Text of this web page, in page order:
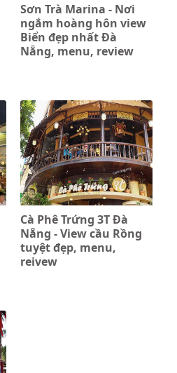
Sơn Trà Marina - Nơi
ngắm hoàng hôn view
Biển đẹp nhất Đà
Nẵng, menu, review
Cà Phê Trứng 3T Đà
Nẵng - View cầu Rồng
tuyệt đẹp, menu,
reivew